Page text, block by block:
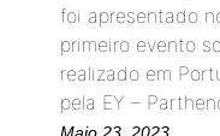
foi apresentado
primeiro evento
realizado em
pela EY –
Maio 23, 2023